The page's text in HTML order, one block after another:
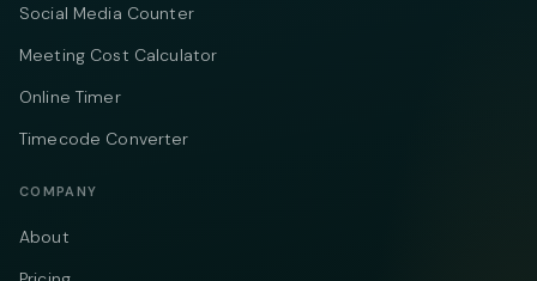
Social Media Counter
Meeting Cost Calculator
Online Timer
Timecode Converter
COMPANY
About